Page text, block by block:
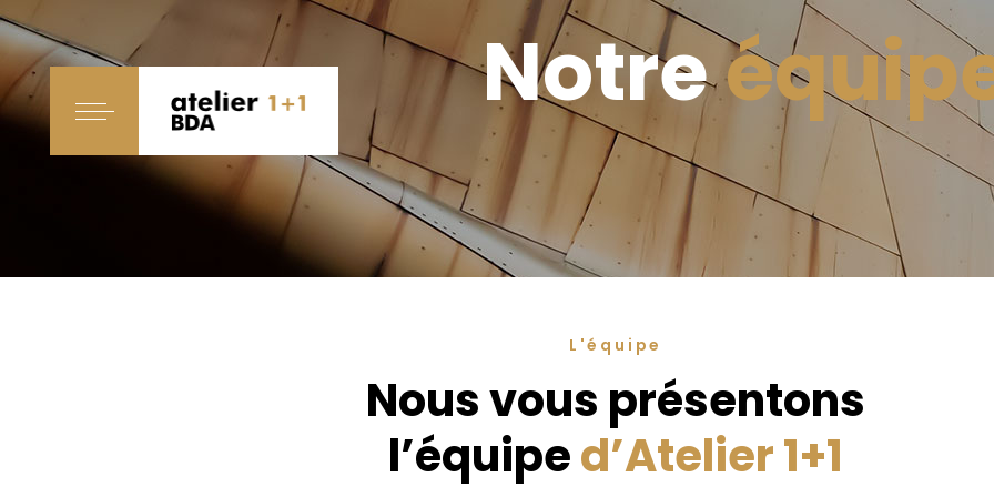
Notre
L'équipe
Nous vous présentons
l’équiped’Atelier 1+1